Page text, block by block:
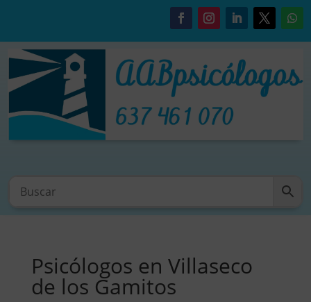
Psicólogos en Villaseco
de los Gamitos